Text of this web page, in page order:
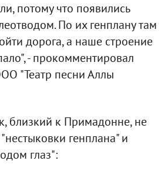
потому что появились
По их генплану там
дорога, а наше строение
- прокомментировал
"Театр песни Аллы
близкий к Примадонне, не
генплана" и
глаз":